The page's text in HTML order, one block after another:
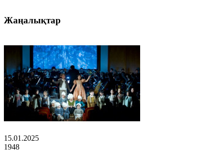
Жаңалықтар
15.01.2025
1948